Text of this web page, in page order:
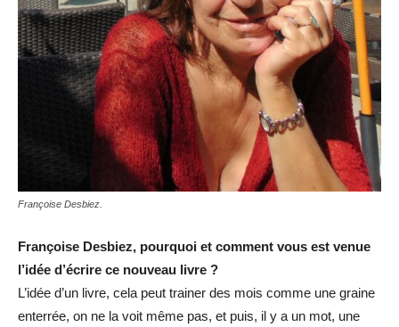
Françoise Desbiez.
Françoise Desbiez, pourquoi et comment vous est venue
l’idée d’écrire ce nouveau livre ?
L’idée d’un livre, cela peut trainer des mois comme une graine
enterrée, on ne la voit même pas, et puis, il y a un mot, une